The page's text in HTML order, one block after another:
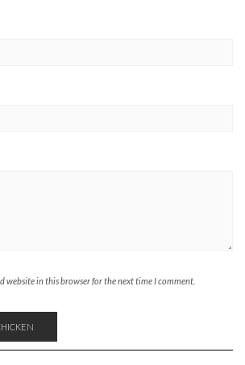
website in this browser for the next time I comment.